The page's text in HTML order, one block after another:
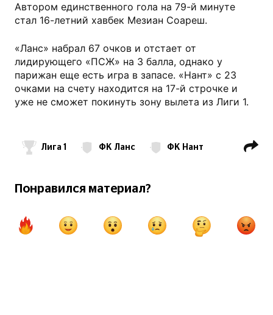
Автором единственного гола на 79-й минуте
стал 16-летний хавбек Мезиан Соареш.
«Ланс» набрал 67 очков и отстает от
лидирующего «ПСЖ» на 3 балла, однако у
парижан еще есть игра в запасе. «Нант» с 23
очками на счету находится на 17-й строчке и
уже не сможет покинуть зону вылета из Лиги 1.
Лига 1 ФК Ланс ФК Нант
Понравился материал?